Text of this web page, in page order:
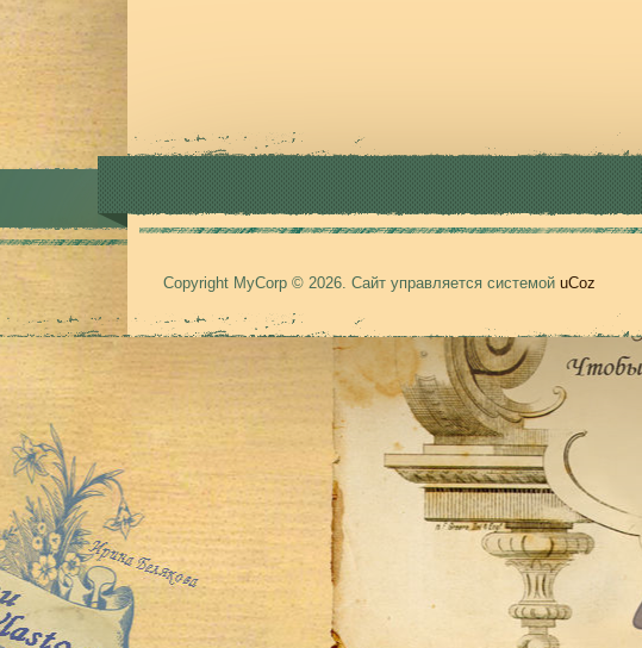
Copyright MyCorp © 2026. Сайт управляется системой uCoz